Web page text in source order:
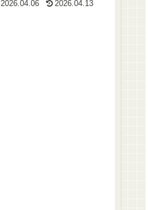
2026.04.06 2026.04.13